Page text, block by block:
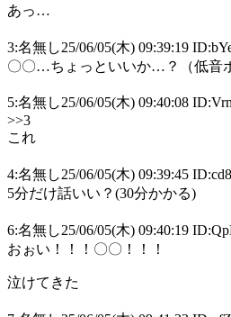
あっ…
3:名無し25/06/05(木) 09:39:19
〇〇…ちょっといいか…？（低音
5:名無し25/06/05(木) 09:40:08
>>3
これ
4:名無し25/06/05(木) 09:39:45
5分だけ話いい？(30分かかる)
6:名無し25/06/05(木) 09:40:19
おぉい！！！〇〇！！！
泣けてきた